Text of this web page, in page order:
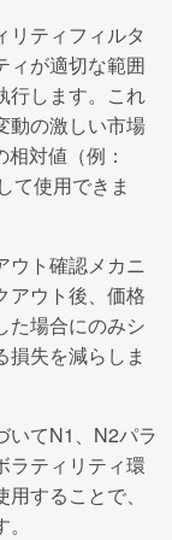
リティフィルタ
ィが適切な範囲
行します。これ
動の激しい市場
対値（例：
て使用できま
ウト確認メカニ
アウト後、価格
た場合にのみシ
損失を減らしま
いてN1、N2パラ
ラティリティ環
することで、